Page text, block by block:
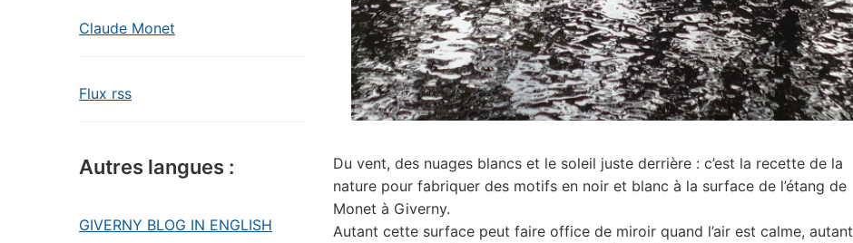
Claude Monet
Flux rss
Autres langues :
GIVERNY BLOG IN ENGLISH
Du vent, des nuages blancs et le soleil juste derrière : c’est la recette de la
nature pour fabriquer des motifs en noir et blanc à la surface de l’étang de
Monet à Giverny.
Autant cette surface peut faire office de miroir quand l’air est calme, autant